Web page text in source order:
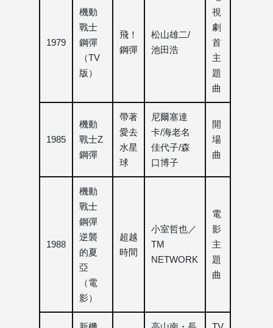
1979
機動
戰士
鋼彈
（TV
版）
飛！
鋼彈
松山雄二/
池田浩
視
劇
首
主
題
曲
1985
機動
戰士Z
鋼彈
帶著
愛去
水星
球
尼爾塞達
卡/海老名
佳代子/森
口博子
開
場
曲
1988
機動
戰士
鋼彈
逆襲
的夏
亞
（電
影）
超越
時間
小室哲也／
TM
NETWORK
電
影
主
題
曲